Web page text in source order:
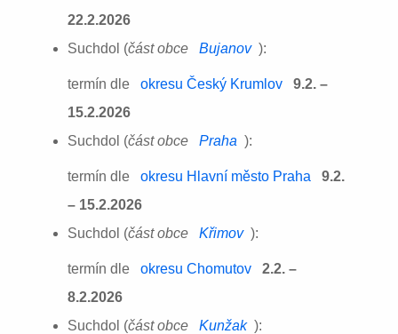
22.2.2026
Suchdol (část obce Bujanov ):
termín dle okresu Český Krumlov
9.2. –
15.2.2026
Suchdol (část obce Praha ):
termín dle okresu Hlavní město Praha
9.2.
– 15.2.2026
Suchdol (část obce Křimov ):
termín dle okresu Chomutov
2.2. –
8.2.2026
Suchdol (část obce Kunžak ):